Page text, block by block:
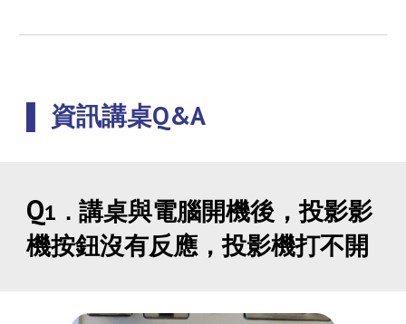
資訊講桌Q&A
Q1．講桌與電腦開機後，投影影
機按鈕沒有反應，投影機打不開